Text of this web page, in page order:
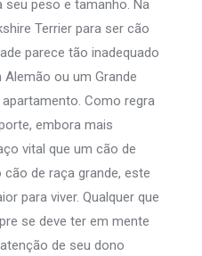
seu peso e tamanho. Na
Terrier para ser cão
parece tão inadequado
ou um Grande
Como regra
embora mais
vital que um cão de
de raça grande, este
para viver. Qualquer que
se deve ter em mente
de seu dono